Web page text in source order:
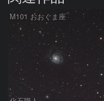
M101 おおぐま座